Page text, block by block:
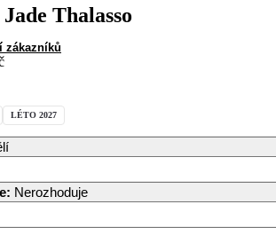
Thalasso
zákazníků
LÉTO 2027
: Nerozhoduje